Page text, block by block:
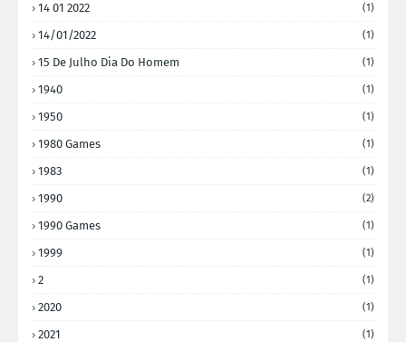
14 01 2022 (1)
14/01/2022 (1)
15 De Julho Dia Do Homem (1)
1940 (1)
1950 (1)
1980 Games (1)
1983 (1)
1990 (2)
1990 Games (1)
1999 (1)
2 (1)
2020 (1)
2021 (1)